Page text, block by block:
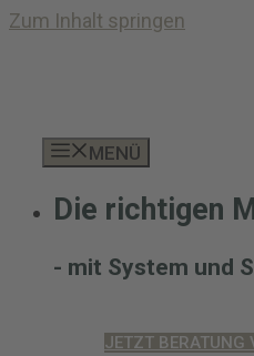
Zum Inhalt springen
MENÜ
Die richtigen
- mit System und
JETZT BERATUNG